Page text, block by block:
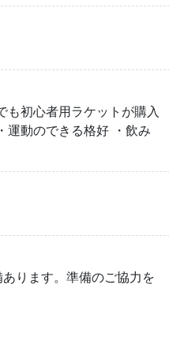
も初心者用ラケットが購入
運動のできる格好 ・飲み
ります。準備のご協力を